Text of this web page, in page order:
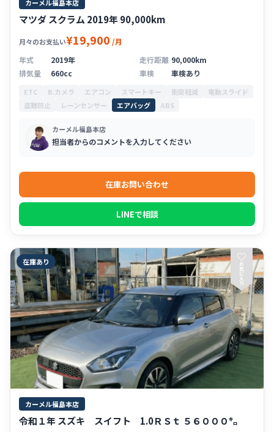
カーメル福島本店
マツダ スクラム 2019年 90,000km
月々のお支払い¥19,900 /月
年式
2019年 走行距離 90,000km
排気量
660cc 車検 車検あり
ETC B.カメラ エアコン スマートキー 衝突軽減
電動スライド
盗難防止
レーンセンサー エアバッグ ABS
カーメル福島本店
担当者からのコメントを入力してください
在庫お問い合わせ
LINEで相談
在庫あり ♡
お
気
に
入
り
カーメル福島本店
令和１年 スズキ スイフト 1.0ＲＳｔ ５６０００㌔